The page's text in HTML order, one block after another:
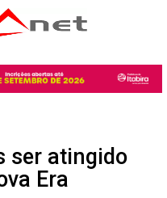
ser atingido
Era